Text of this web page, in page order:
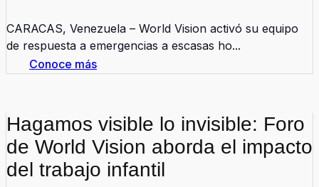
CARACAS, Venezuela – World Vision activó su equipo
de respuesta a emergencias a escasas ho...
Conoce más
Hagamos visible lo invisible: Foro
de World Vision aborda el impacto
del trabajo infantil